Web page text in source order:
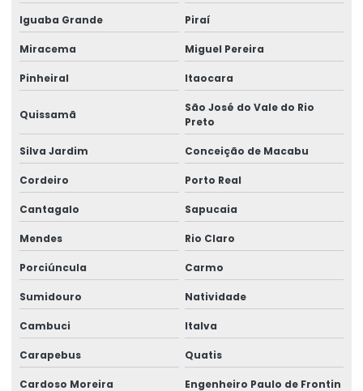
Consultoria em redução risco trabalhista
Consultoria e treinamentos em ergonomia
Elaboração de laudos de insalubridade
Elaboração de quesitos de insalubridade e periculosidade
Elaboração de quesitos médicos
Elaboração de quesitos periciais
Elaboração de subsídios médicos para contestação
Elaboração de subsídios técnicos para contestação
Empresa de aep
Empresa de análise ergonômica do trabalho
Iguaba Grande Piraí
Miracema Miguel Pereira
Pinheiral Itaocara
Quissamã
São José do Vale do Rio
Preto
Silva Jardim Conceição de Macabu
Cordeiro Porto Real
Cantagalo Sapucaia
Mendes Rio Claro
Porciúncula Carmo
Sumidouro Natividade
Cambuci Italva
Carapebus Quatis
Cardoso Moreira Engenheiro Paulo de Frontin